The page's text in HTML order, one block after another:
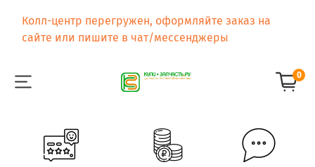
Колл-центр перегружен, оформляйте заказ на
сайте или пишите в чат/мессенджеры
0